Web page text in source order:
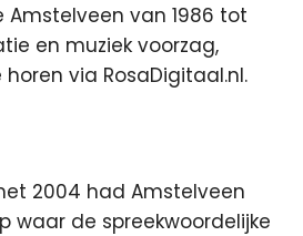
Amstelveen van 1986 tot
en muziek voorzag,
via RosaDigitaal.nl.
2004 had Amstelveen
waar de spreekwoordelijke